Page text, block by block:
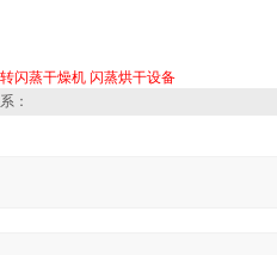
闪蒸干燥机 闪蒸烘干设备
：